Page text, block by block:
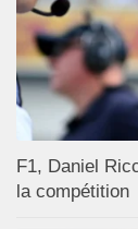
F1, Daniel
la compétition